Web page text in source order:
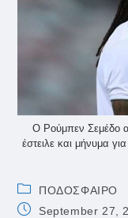
Ο Ρούμπεν Σεμέδο
έστειλε και μήνυμα
Post
category:
ΠΟΔΟΣΦΑΙΡΟ
PostSeptember 27,